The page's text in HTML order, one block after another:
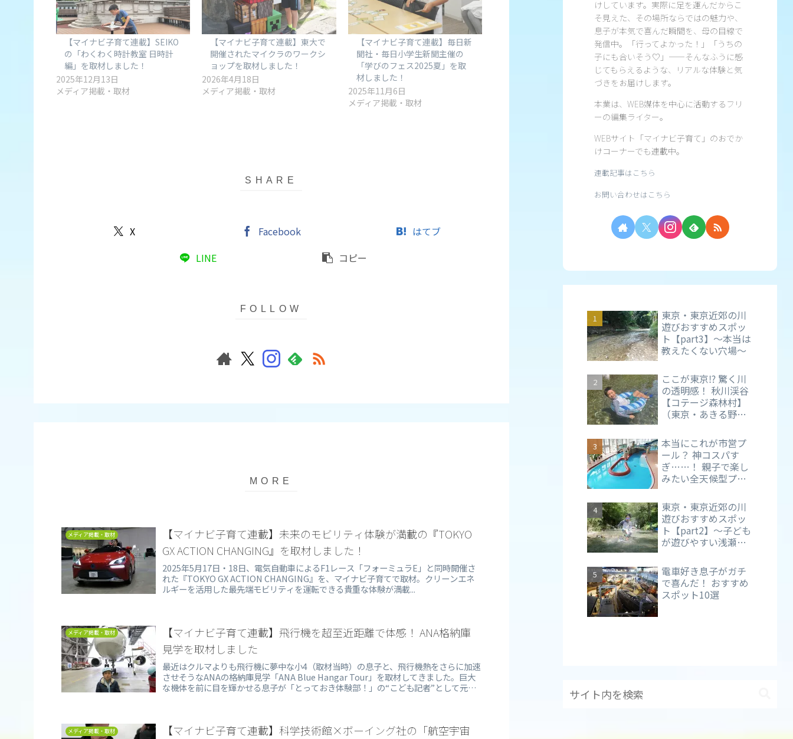
【マイナビ子育て連載】SEIKO
の「わくわく時計教室 日時計
編」を取材しました！
2025年12月13日
メディア掲載・取材
【マイナビ子育て連載】東大で
開催されたマイクラのワークシ
ョップを取材しました！
2026年4月18日
メディア掲載・取材
【マイナビ子育て連載】毎日新
聞社・毎日小学生新聞主催の
「学びのフェス2025夏」を取
材しました！
2025年11月6日
メディア掲載・取材
X Facebook
はてブ
LINE
コピー
メディア掲載・取材
【マイナビ子育て連載】未来のモビリティ体験が満載の『TOKYO
GX ACTION CHANGING』を取材しました！
2025年5月17日・18日、電気自動車によるF1レース「フォーミュラE」と同時開催さ
れた『TOKYO GX ACTION CHANGING』を、マイナビ子育てで取材。クリーンエネ
ルギーを活用した最先端モビリティを運転できる貴重な体験が満載...
メディア掲載・取材
【マイナビ子育て連載】飛行機を超至近距離で体感！ ANA格納庫
見学を取材しました
最近はクルマよりも飛行機に夢中な小4（取材当時）の息子と、飛行機熱をさらに加速
させそうなANAの格納庫見学「ANA Blue Hangar Tour」を取材してきました。巨大
な機体を前に目を輝かせる息子が「とっておき体験部！」の“こども記者”として元整
メディア掲載・取材 【マイナビ子育て連載】科学技術館×ボーイング社の「航空宇宙
けしています。実際に足を運んだからこ
そ見えた、その場所ならではの魅力や、
息子が本気で喜んだ瞬間を、母の目線で
発信中。「行ってよかった！」「うちの
子にも合いそう♡」——そんなふうに感
じてもらえるような、リアルな体験と気
づきをお届けします。
本業は、WEB媒体を中心に活動するフリ
ーの編集ライター。
WEBサイト「マイナビ子育て」のおでか
けコーナーでも連載中。
連載記事はこちら
お問い合わせはこちら
東京・東京近郊の川
遊びおすすめスポッ
ト【part3】～本当は
教えたくない穴場～
ここが東京⁉ 驚く川
の透明感！ 秋川渓谷
【コテージ森林村】
（東京・あきる野
を満喫
本当にこれが市営プ
ール？ 神コスパす
ぎ……！ 親子で楽し
みたい全天候型プー
摩】（東京・多摩
市）
東京・東京近郊の川
遊びおすすめスポッ
ト【part2】～子ども
が遊びやすい浅瀬が
電車好き息子がガチ
で喜んだ！ おすすめ
スポット10選